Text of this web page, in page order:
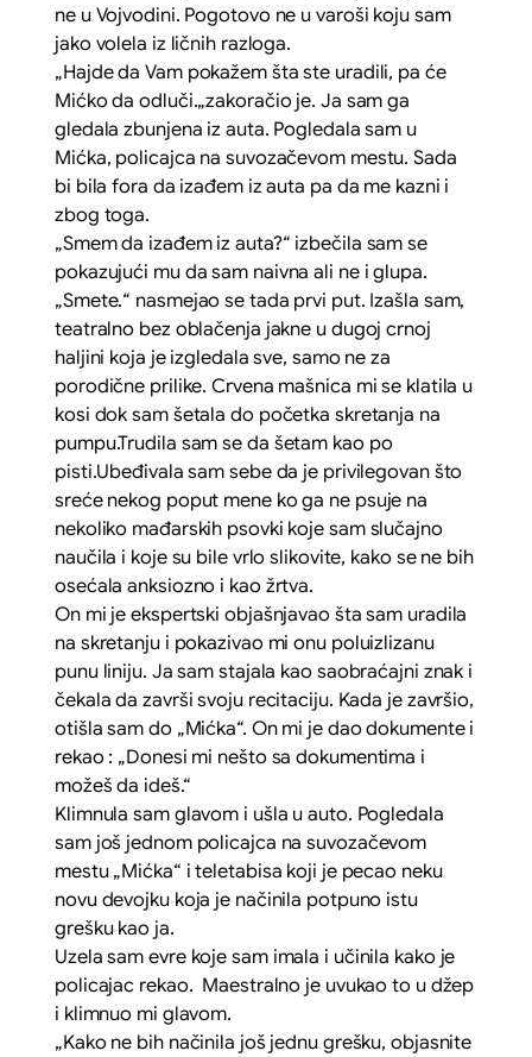
ne u Vojvodini. Pogotovo ne u varoši koju sam
jako volela iz ličnih razloga.
„Hajde da Vam pokažem šta ste uradili, pa će
Mićko da odluči.„zakoračio je. Ja sam ga
gledala zbunjena iz auta. Pogledala sam u
Mićka, policajca na suvozačevom mestu. Sada
bi bila fora da izađem iz auta pa da me kazni i
zbog toga.
„Smem da izađem iz auta?“ izbečila sam se
pokazujući mu da sam naivna ali ne i glupa.
„Smete.“ nasmejao se tada prvi put. Izašla sam,
teatralno bez oblačenja jakne u dugoj crnoj
haljini koja je izgledala sve, samo ne za
porodične prilike. Crvena mašnica mi se klatila u
kosi dok sam šetala do početka skretanja na
pumpu.Trudila sam se da šetam kao po
pisti.Ubeđivala sam sebe da je privilegovan što
sreće nekog poput mene ko ga ne psuje na
nekoliko mađarskih psovki koje sam slučajno
naučila i koje su bile vrlo slikovite, kako se ne bih
osećala anksiozno i kao žrtva.
On mi je ekspertski objašnjavao šta sam uradila
na skretanju i pokazivao mi onu poluizlizanu
punu liniju. Ja sam stajala kao saobraćajni znak i
čekala da završi svoju recitaciju. Kada je završio,
otišla sam do „Mićka“. On mi je dao dokumente i
rekao : „Donesi mi nešto sa dokumentima i
možeš da ideš.“
Klimnula sam glavom i ušla u auto. Pogledala
sam još jednom policajca na suvozačevom
mestu „Mićka“ i teletabisa koji je pecao neku
novu devojku koja je načinila potpuno istu
grešku kao ja.
Uzela sam evre koje sam imala i učinila kako je
policajac rekao. Maestralno je uvukao to u džep
i klimnuo mi glavom.
„Kako ne bih načinila još jednu grešku, objasnite